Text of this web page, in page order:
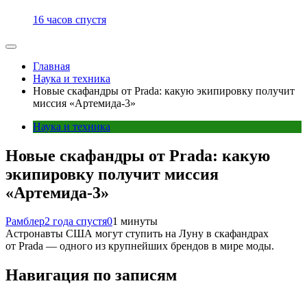
16 часов спустя
Главная
Наука и техника
Новые скафандры от Prada: какую экипировку получит
миссия «Артемида-3»
Наука и техника
Новые скафандры от Prada: какую
экипировку получит миссия
«Артемида-3»
Рамблер2 года спустя01 минуты
Астронавты США могут ступить на Луну в скафандрах
от Prada — одного из крупнейших брендов в мире моды.
Навигация по записям